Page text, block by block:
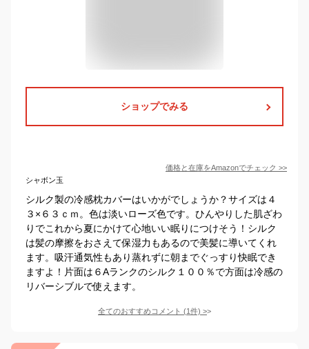
ショップでみる
価格と在庫をAmazonでチェック >>
シャボン玉
シルク製の冷感枕カバーはいかがでしょうか？サイズは４
３×６３ｃｍ。色は淡いローズ色です。ひんやりした肌ざわ
りでこれから夏にかけて心地いい眠りにつけそう！シルク
は髪の摩擦をおさえて保湿力もあるので美髪に導いてくれ
ます。吸汗通気性もあり蒸れずに朝までぐっすり快眠でき
ますよ！片面は６Aランクのシルク１００％で方面は冷感の
リバーシブルで使えます。
全てのおすすめコメント (1件) >